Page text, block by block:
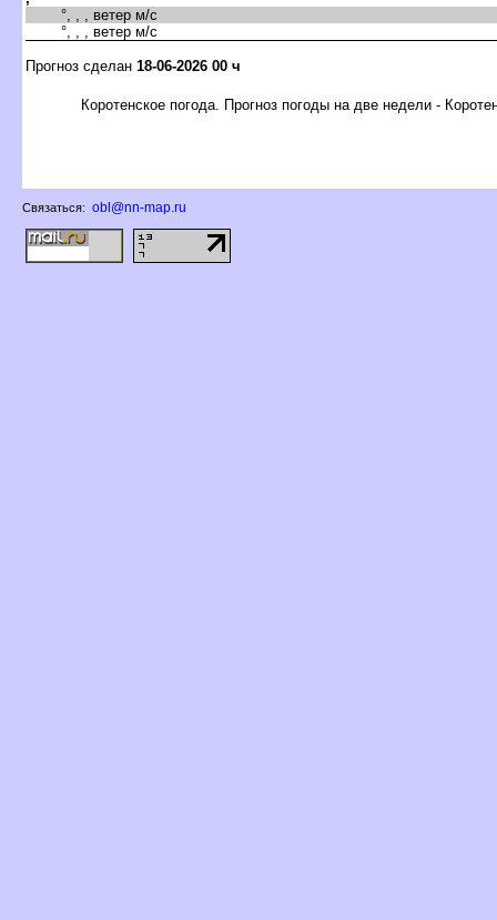
°, , , ветер м/с
°, , , ветер м/с
Прогноз сделан 18-06-2026 00 ч
Коротенское погода. Прогноз погоды на две недели -
Связаться: obl@nn-map.ru